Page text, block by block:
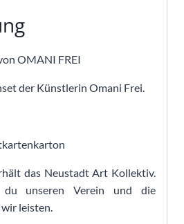
OMANI FREI
der Künstlerin Omani Frei.
das Neustadt Art Kollektiv.
unseren Verein und die
leisten.